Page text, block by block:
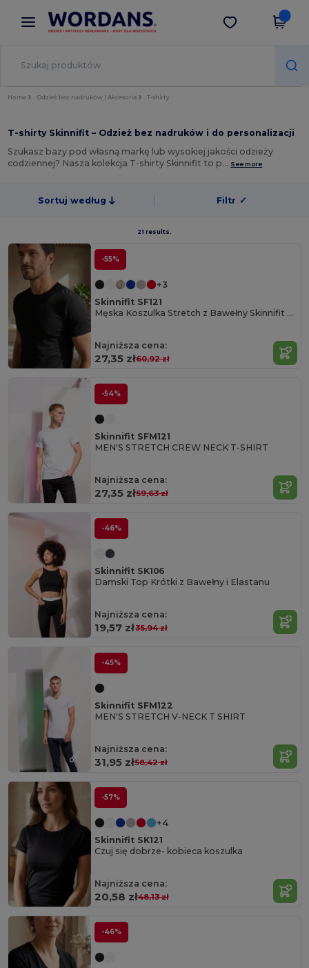
× Aplikacja Wordans
Lepsze ceny w aplikacji!
Pobierz app
Home Odzież bez nadruków | Akcesoria T-shirty
T-shirty Skinnifit – Odzież bez nadruków i do personalizacji
Szukasz bazy pod własną markę lub wysokiej jakości odzieży
codziennej? Nasza kolekcja T-shirty Skinnifit to p… See more
Sortuj według Filtr ✓
21 results.
-55%
+3
Skinnifit SF121
Męska Koszulka Stretch z Bawełny Skinnifit SF121
Najniższa cena:
27,35 zł60,92 zł
-54%
Skinnifit SFM121
MEN'S STRETCH CREW NECK T-SHIRT
Najniższa cena:
27,35 zł59,63 zł
-46%
Skinnifit SK106
Damski Top Krótki z Bawełny i Elastanu
Najniższa cena:
19,57 zł35,94 zł
-45%
Skinnifit SFM122
MEN'S STRETCH V-NECK T SHIRT
Najniższa cena:
31,95 zł58,42 zł
-57%
+4
Skinnifit SK121
Czuj się dobrze- kobieca koszulka
Najniższa cena:
20,58 zł48,13 zł
-46%